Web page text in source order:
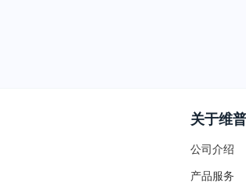
关于维普
公司介绍
产品服务